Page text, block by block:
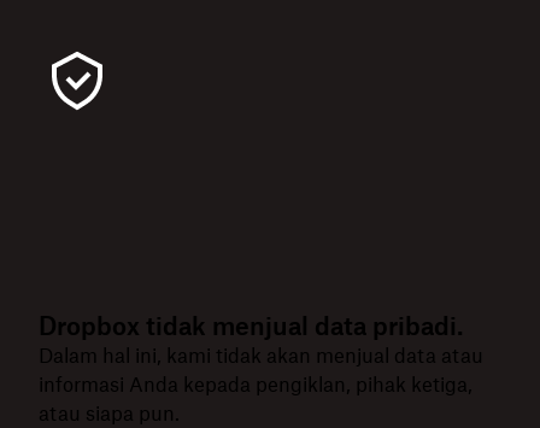
Dropbox tidak menjual data pribadi.
Dalam hal ini, kami tidak akan menjual data atau
informasi Anda kepada pengiklan, pihak ketiga,
atau siapa pun.